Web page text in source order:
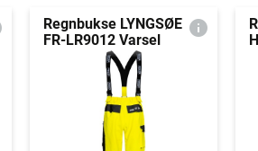
Regnbukse LYNGSØE
FR-LR9012 Varsel